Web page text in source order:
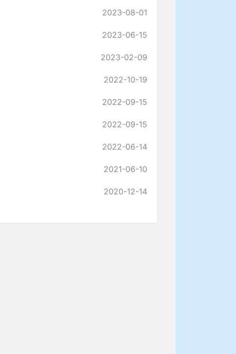
2023-08-01
2023-06-15
2023-02-09
2022-10-19
2022-09-15
2022-09-15
2022-06-14
2021-06-10
2020-12-14